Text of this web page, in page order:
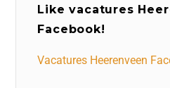
Like vacatures
Facebook!
Vacatures Heerenveen